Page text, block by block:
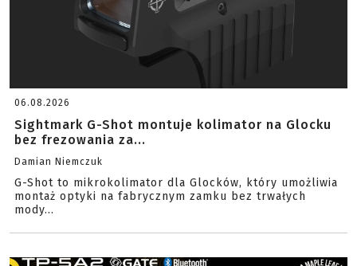
06.08.2026
Sightmark G-Shot montuje kolimator na Glocku
bez frezowania za...
Damian Niemczuk
G-Shot to mikrokolimator dla Glocków, który umożliwia
montaż optyki na fabrycznym zamku bez trwałych
mody...